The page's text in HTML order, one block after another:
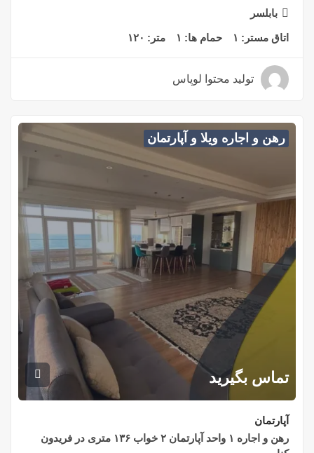
بابلسر
اتاق مستر: ۱ حمام ها: ۱ متر: ۱۲۰
تولید محتوا لوپاس
رهن و اجاره ویلا و آپارتمان
تماس بگیرید
آپارتمان
رهن و اجاره ۱ واحد آپارتمان ۲ خواب ۱۳۶ متری در فریدون